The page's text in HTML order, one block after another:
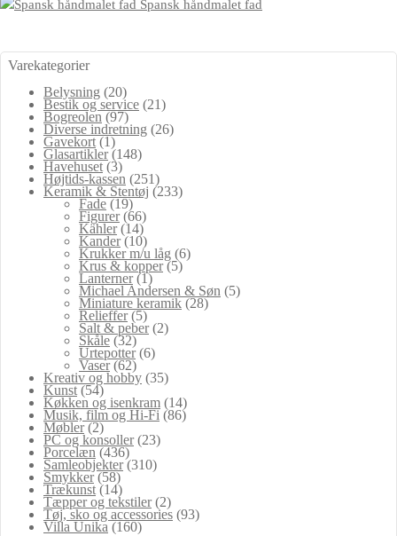
Spansk håndmalet fad
Varekategorier
Belysning (20)
Bestik og service (21)
Bogreolen (97)
Diverse indretning (26)
Gavekort (1)
Glasartikler (148)
Havehuset (3)
Højtids-kassen (251)
Keramik & Stentøj (233)
Fade (19)
Figurer (66)
Kähler (14)
Kander (10)
Krukker m/u låg (6)
Krus & kopper (5)
Lanterner (1)
Michael Andersen & Søn (5)
Miniature keramik (28)
Relieffer (5)
Salt & peber (2)
Skåle (32)
Urtepotter (6)
Vaser (62)
Kreativ og hobby (35)
Kunst (54)
Køkken og isenkram (14)
Musik, film og Hi-Fi (86)
Møbler (2)
PC og konsoller (23)
Porcelæn (436)
Samleobjekter (310)
Smykker (58)
Trækunst (14)
Tæpper og tekstiler (2)
Tøj, sko og accessories (93)
Villa Unika (160)